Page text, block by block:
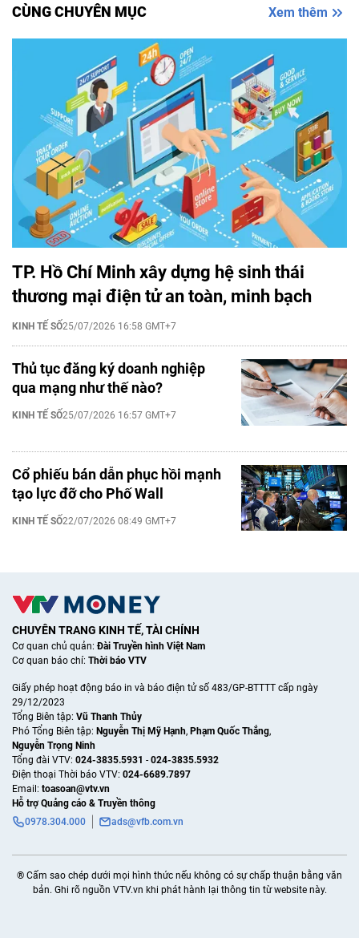
CÙNG CHUYÊN MỤC Xem thêm
TP. Hồ Chí Minh xây dựng hệ sinh thái
thương mại điện tử an toàn, minh bạch
KINH TẾ SỐ25/07/2026 16:58 GMT+7
Thủ tục đăng ký doanh nghiệp
qua mạng như thế nào?
KINH TẾ SỐ25/07/2026 16:57 GMT+7
Cổ phiếu bán dẫn phục hồi mạnh
tạo lực đỡ cho Phố Wall
KINH TẾ SỐ22/07/2026 08:49 GMT+7
CHUYÊN TRANG KINH TẾ, TÀI CHÍNH
Cơ quan chủ quản:Đài Truyền hình Việt Nam
Cơ quan báo chí: Thời báo VTV
Giấy phép hoạt động báo in và báo điện tử số 483/GP-BTTTT cấp ngày
29/12/2023
Tổng Biên tập: Vũ Thanh Thủy
Phó Tổng Biên tập: Nguyễn Thị Mỹ Hạnh, Phạm Quốc Thắng,
Nguyễn Trọng Ninh
Tổng đài VTV: 024-3835.5931 - 024-3835.5932
Ðiện thoại Thời báo VTV: 024-6689.7897
Email: toasoan@vtv.vn
Hỗ trợ Quảng cáo & Truyền thông
0978.304.000
ads@vfb.com.vn
® Cấm sao chép dưới mọi hình thức nếu không có sự chấp thuận bằng văn
bản. Ghi rõ nguồn VTV.vn khi phát hành lại thông tin từ website này.